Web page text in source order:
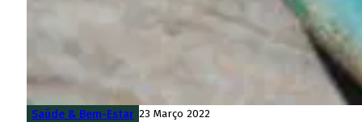
Saúde & Bem-Estar 23 Março 2022